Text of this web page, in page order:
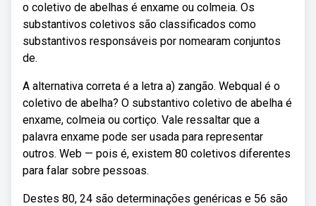
o coletivo de abelhas é enxame ou colmeia. Os
substantivos coletivos são classificados como
substantivos responsáveis por nomearam conjuntos
de.
A alternativa correta é a letra a) zangão. Webqual é o
coletivo de abelha? O substantivo coletivo de abelha é
enxame, colmeia ou cortiço. Vale ressaltar que a
palavra enxame pode ser usada para representar
outros. Web — pois é, existem 80 coletivos diferentes
para falar sobre pessoas.
Destes 80, 24 são determinações genéricas e 56 são